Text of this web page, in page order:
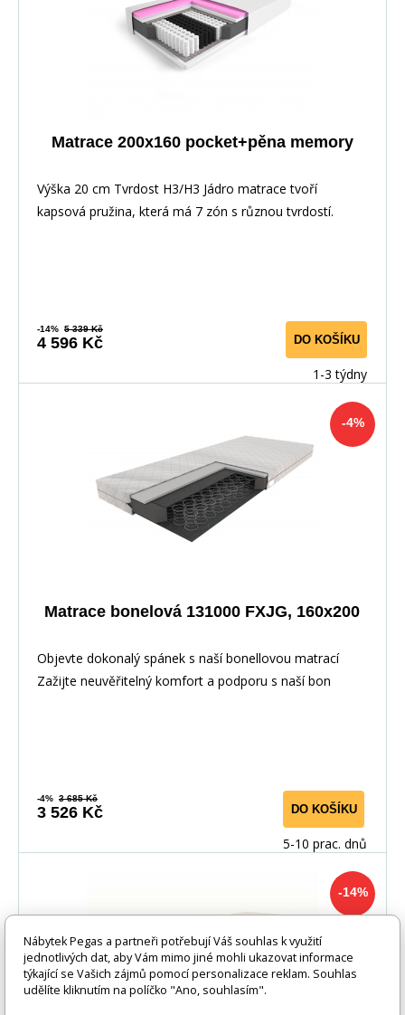
Matrace 200x160 pocket+pěna memory
Výška 20 cm Tvrdost H3/H3 Jádro matrace tvoří
kapsová pružina, která má 7 zón s různou tvrdostí.
-14% 5 339 Kč
4 596 Kč DO KOŠÍKU
1-3 týdny
-4%
Matrace bonelová 131000 FXJG, 160x200
Objevte dokonalý spánek s naší bonellovou matrací
Zažijte neuvěřitelný komfort a podporu s naší bon
-4% 3 685 Kč
3 526 Kč DO KOŠÍKU
5-10 prac. dnů
-14%
Nábytek Pegas a partneři potřebují Váš souhlas k využití
jednotlivých dat, aby Vám mimo jiné mohli ukazovat informace
týkající se Vašich zájmů pomocí personalizace reklam. Souhlas
udělíte kliknutím na políčko "Ano, souhlasím".